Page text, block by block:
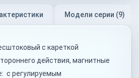
Модели серии (9)
с кареткой
действия, магнитные
с регулируемым